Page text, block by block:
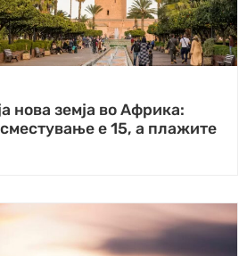
нова земја во Африка:
е 15, а плажите